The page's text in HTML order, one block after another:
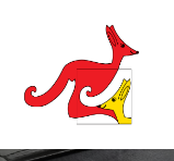
Saltar
al
contenido